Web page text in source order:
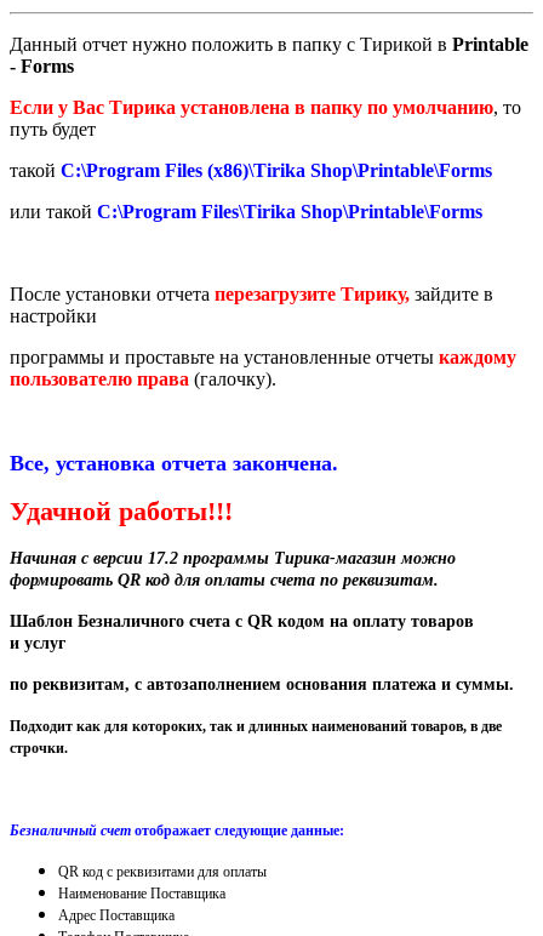
Данный отчет нужно положить в папку с Тирикой в Printable
- Forms
Если у Вас Тирика установлена в папку по умолчанию, то
путь будет
такой C:\Program Files (x86)\Tirika Shop\Printable\Forms
или такой C:\Program Files\Tirika Shop\Printable\Forms
После установки отчета перезагрузите Тирику, зайдите в
настройки
программы и проставьте на установленные отчеты каждому
пользователю права (галочку).
Все, установка отчета закончена.
Удачной работы!!!
Начиная с версии 17.2 программы Тирика-магазин можно
формировать QR код для оплаты счета по реквизитам.
Шаблон Безналичного счета с QR кодом на оплату товаров
и услуг
по реквизитам, с автозаполнением основания платежа и суммы.
Подходит как для котороких, так и длинных наименований товаров, в две
строчки.
Безналичный счет отображает следующие данные:
QR код с реквизитами для оплаты
Наименование Поставщика
Адрес Поставщика